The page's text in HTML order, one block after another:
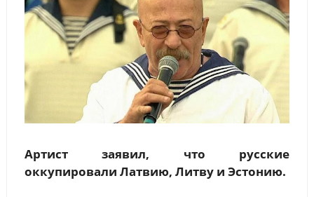
Артист заявил, что русские
оккупировали Латвию, Литву и Эстонию.